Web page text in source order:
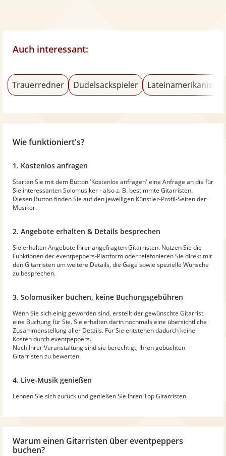
Auch interessant:
Trauerredner Dudelsackspieler
Wie funktioniert's?
1. Kostenlos anfragen
Starten Sie mit dem Button 'Kostenlos anfragen' eine Anfrage an die für
Sie interessanten Solomusiker - also z. B. bestimmte Gitarristen.
Diesen Button finden Sie auf den jeweiligen Künstler-Profil-Seiten der
Musiker.
2. Angebote erhalten & Details besprechen
Sie erhalten Angebote Ihrer angefragten Gitarristen. Nutzen Sie die
Funktionen der eventpeppers-Plattform oder telefonieren Sie direkt mit
den Gitarristen um weitere Details, die Gage sowie spezielle Wünsche
zu besprechen.
3. Solomusiker buchen, keine Buchungsgebühren
Wenn Sie sich einig geworden sind, erstellt der gewünschte Gitarrist
eine Buchung für Sie. Sie erhalten darin nochmals eine übersichtliche
Zusammenstellung aller Details. Für Sie entstehen dadurch keine
Kosten durch eventpeppers.
Nach Ihrer Veranstaltung sind sie berechtigt, Ihren gebuchten
Gitarristen zu bewerten.
4. Live-Musik genießen
Lehnen Sie sich zurück und genießen Sie Ihren Top Gitarristen.
Warum einen Gitarristen über eventpeppers
buchen?